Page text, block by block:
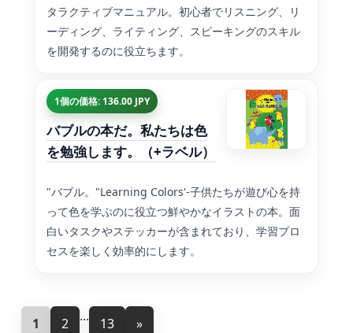
タラクティブマニュアル。初心者でリスニング、リ
ーディング、ライティング、スピーキングのスキル
を開発するのに役立ちます。
1個の価格: 136.00 JPY
バブルの本だ。私たちは色
を勉強します。（+ラベル）
"バブル。"Learning Colors'-子供たちが遊び心を持
って色を学ぶのに役立つ鮮やかなイラストの本。面
白いタスクやステッカーが含まれており、学習プロ
セスを楽しく効率的にします。
1 2 ... 13 »